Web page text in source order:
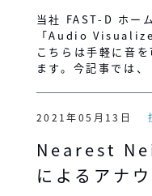
当社 FAST-D ホー
「Audio Visualize
こちらは手軽に音
ます。今記事では
2021年05月13日
Nearest
によるアナ